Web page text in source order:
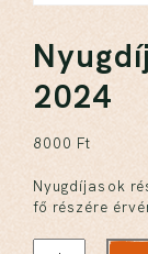
2024
8000 Ft
Nyugdíjasok
fő részére